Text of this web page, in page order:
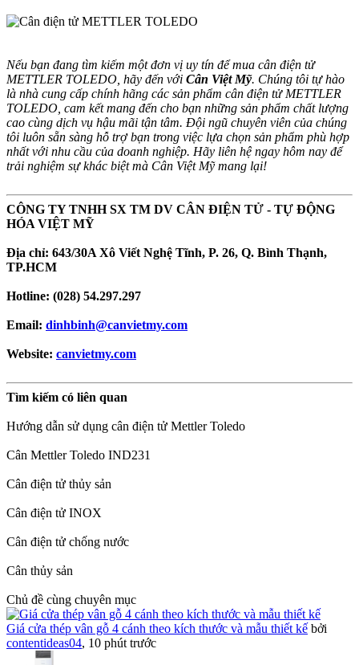
Nếu bạn đang tìm kiếm một đơn vị uy tín để mua cân điện tử
METTLER TOLEDO, hãy đến với Cân Việt Mỹ. Chúng tôi tự hào
là nhà cung cấp chính hãng các sản phẩm cân điện tử METTLER
TOLEDO, cam kết mang đến cho bạn những sản phẩm chất lượng
cao cùng dịch vụ hậu mãi tận tâm. Đội ngũ chuyên viên của chúng
tôi luôn sẵn sàng hỗ trợ bạn trong việc lựa chọn sản phẩm phù hợp
nhất với nhu cầu của doanh nghiệp. Hãy liên hệ ngay hôm nay để
trải nghiệm sự khác biệt mà Cân Việt Mỹ mang lại!
CÔNG TY TNHH SX TM DV CÂN ĐIỆN TỬ - TỰ ĐỘNG
HÓA VIỆT MỸ
Địa chỉ: 643/30A Xô Viết Nghệ Tĩnh, P. 26, Q. Bình Thạnh,
TP.HCM
Hotline: (028) 54.297.297
Email: dinhbinh@canvietmy.com
Website: canvietmy.com
Tìm kiếm có liên quan
Hướng dẫn sử dụng cân điện tử Mettler Toledo
Cân Mettler Toledo IND231
Cân điện tử thủy sản
Cân điện tử INOX
Cân điện tử chống nước
Cân thủy sản
Chủ đề cùng chuyên mục
Giá cửa thép vân gỗ 4 cánh theo kích thước và mẫu thiết kế bởi
contentideas04, 10 phút trước